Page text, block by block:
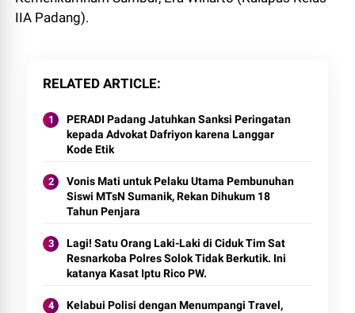
IIA Padang).
RELATED ARTICLE
PERADI Padang Jatuhkan Sanksi Peringatan
kepada Advokat Dafriyon karena Langgar
Kode Etik
Vonis Mati untuk Pelaku Utama Pembunuhan
Siswi MTsN Sumanik, Rekan Dihukum 18
Tahun Penjara
Lagi! Satu Orang Laki-Laki di Ciduk Tim Sat
Resnarkoba Polres Solok Tidak Berkutik. Ini
katanya Kasat Iptu Rico PW.
Kelabui Polisi dengan Menumpangi Travel,